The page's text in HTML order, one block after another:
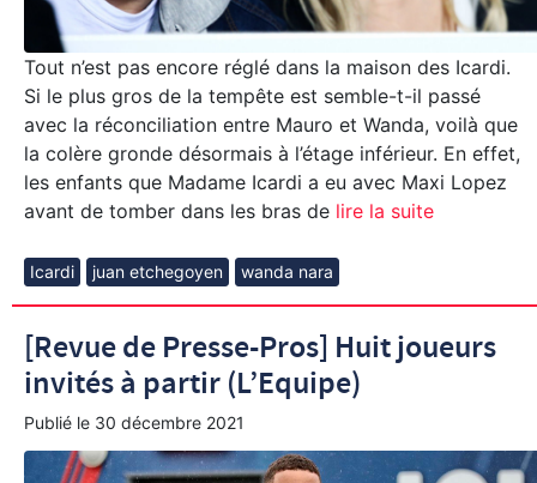
Tout n’est pas encore réglé dans la maison des Icardi.
Si le plus gros de la tempête est semble-t-il passé
avec la réconciliation entre Mauro et Wanda, voilà que
la colère gronde désormais à l’étage inférieur. En effet,
les enfants que Madame Icardi a eu avec Maxi Lopez
avant de tomber dans les bras de lire la suite
Icardi juan etchegoyen wanda nara
[Revue de Presse-Pros] Huit joueurs
invités à partir (L’Equipe)
Publié le 30 décembre 2021